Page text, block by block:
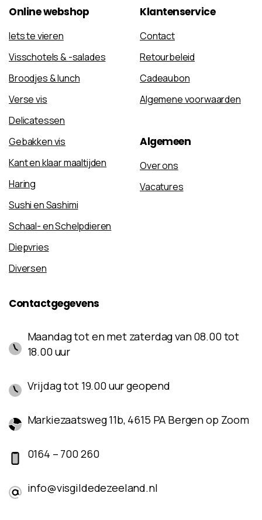
Onlinewebshop
Iets te vieren
Visschotels & -salades
Broodjes & lunch
Verse vis
Delicatessen
Gebakken vis
Kant en klaar maaltijden
Haring
Sushi en Sashimi
Schaal- en Schelpdieren
Diepvries
Diversen
Klantenservice
Contact
Retourbeleid
Cadeaubon
Algemene voorwaarden
Algemeen
Over ons
Vacatures
Contactgegevens
Maandag tot en met zaterdag van 08.00 tot
18.00 uur
Vrijdag tot 19.00 uur geopend
Markiezaatsweg 11b, 4615 PA Bergen op Zoom
0164 – 700 260
info@visgildedezeeland.nl